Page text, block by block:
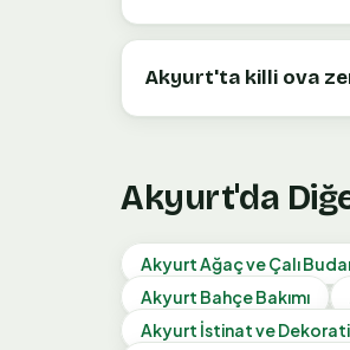
Akyurt'ta killi ova
Akyurt'da
AkyurtAğaç ve Çalı
Akyurt Bahçe Bakımı
Akyurt İstinat ve